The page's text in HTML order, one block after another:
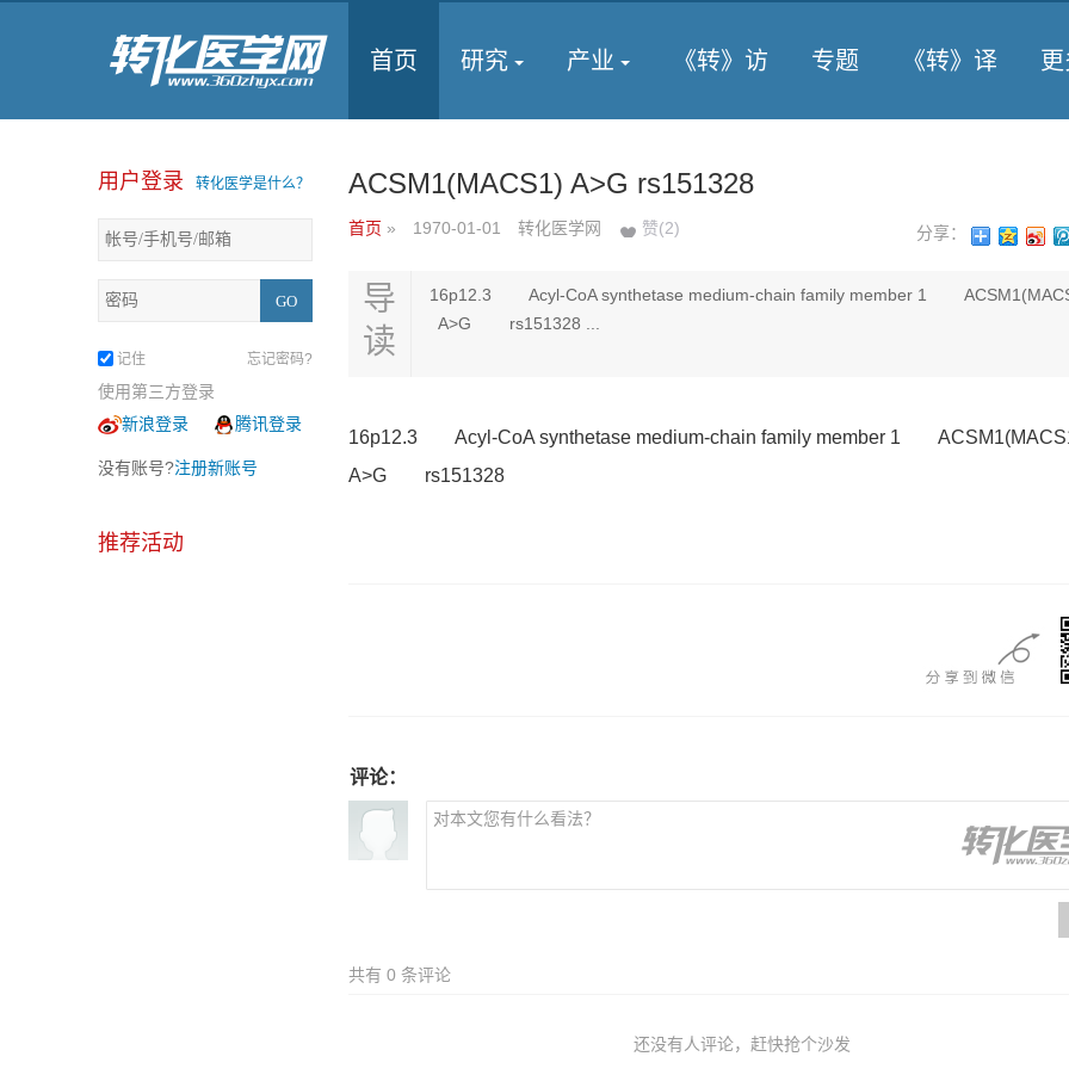
首页 研究 产业 《转》访 专题 《转》译
用户登录 转化医学是什么？
记住 忘记密码?
使用第三方登录
新浪登录
腾讯登录
没有账号?注册新账号
推荐活动
ACSM1(MACS1) A>G rs151328
首页 » 1970-01-01 转化医学网 赞(2) 分享：
导
读
16p12.3 Acyl-CoA synthetase medium-chain family member 1
A>G rs151328 ...
16p12.3 Acyl-CoA synthetase medium-chain family member 1
A>G rs151328
评论：
共有 0 条评论
还没有人评论，赶快抢个沙发